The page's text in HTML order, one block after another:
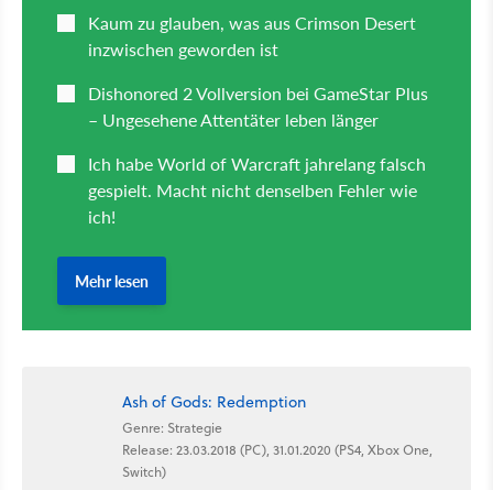
Ash of Gods: Redemption
Genre: Strategie
Release: 23.03.2018 (PC), 31.01.2020 (PS4, Xbox One,
Switch)